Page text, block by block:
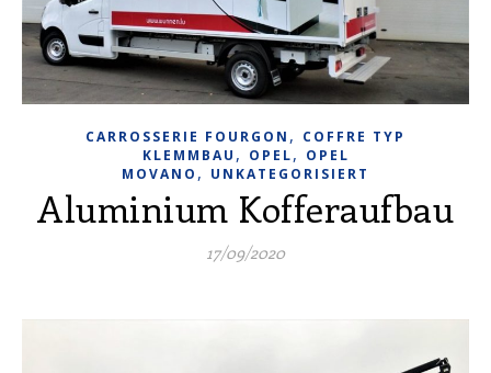
CARROSSERIE FOURGON , COFFRE TYP
KLEMMBAU , OPEL, OPEL
MOVANO , UNKATEGORISIERT
Aluminium Kofferaufbau
17/09/2020